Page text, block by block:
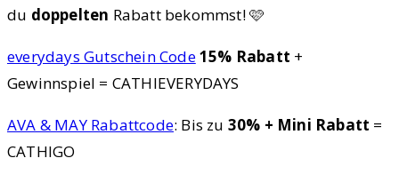
du doppelten Rabatt bekommst! 🩷
everydays Gutschein Code15% Rabatt +
Gewinnspiel = CATHIEVERYDAYS
AVA & MAY Rabattcode: Bis zu 30% + Mini Rabatt =
CATHIGO